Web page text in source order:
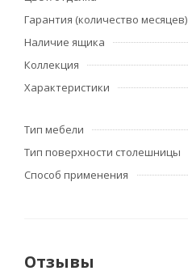
Гарантия (количество месяцев)
Наличие ящика
Коллекция
Характеристики
Тип мебели
Тип поверхности столешницы
Способ применения
Отзывы